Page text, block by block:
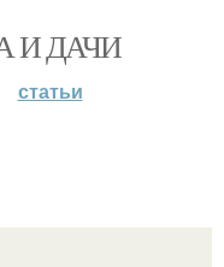
И ДАЧИ
статьи